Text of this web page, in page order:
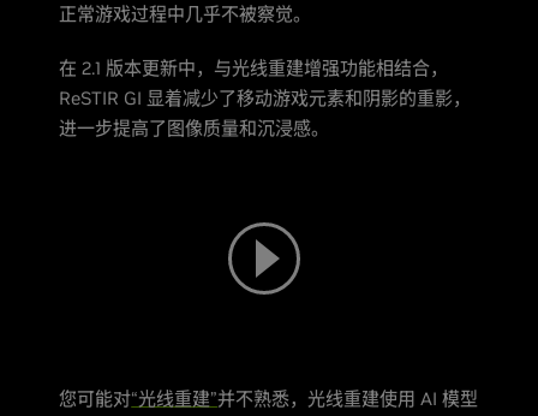
正常游戏过程中几乎不被察觉。
在 2.1 版本更新中，与光线重建增强功能相结合，
ReSTIR GI 显着减少了移动游戏元素和阴影的重影，
进一步提高了图像质量和沉浸感。
您可能对“光线重建”并不熟悉，光线重建使用 AI 模型